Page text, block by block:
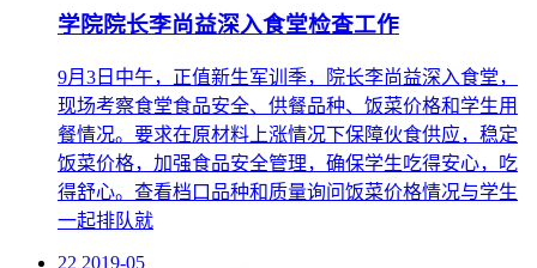
9月3日中午，正值新生军训季，院长李尚益深入食堂，
现场考察食堂食品安全、供餐品种、饭菜价格和学生用
餐情况。要求在原材料上涨情况下保障伙食供应，稳定
饭菜价格，加强食品安全管理，确保学生吃得安心，吃
得舒心。查看档口品种和质量询问饭菜价格情况与学生
一起排队就
22 2019-05